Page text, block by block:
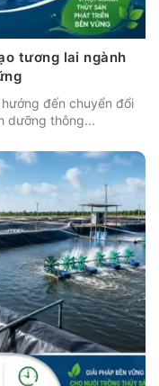
tương lai ngành
đến chuyển đổi
dưỡng thông...